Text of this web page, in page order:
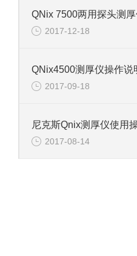
QNix 7500两用探头测厚
2017-12-18
QNix4500测厚仪操作说
2017-09-18
尼克斯Qnix测厚仪使用
2017-08-14